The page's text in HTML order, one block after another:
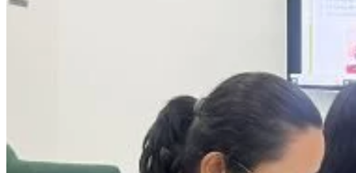
Trại Hè Hướng Nghiệp
Chuyên Đề Á Âu Kitchen For Kid & Teen
Chuyên Đề Kỹ Năng Sống
Khóa Học Nấu Ăn Cho Bé
Hội Họa Thiếu Nhi
Digital Art For Kids